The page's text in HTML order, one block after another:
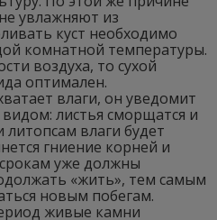
увлажняют из
куст необходимо
комнатной температуры.
воздуха, то сухой
оптимален.
влаги, он уведомит
листья сморщатся и
литопсам влаги будет
гниение корней и
уже должны
«жить», тем самым
новым побегам.
живые камни